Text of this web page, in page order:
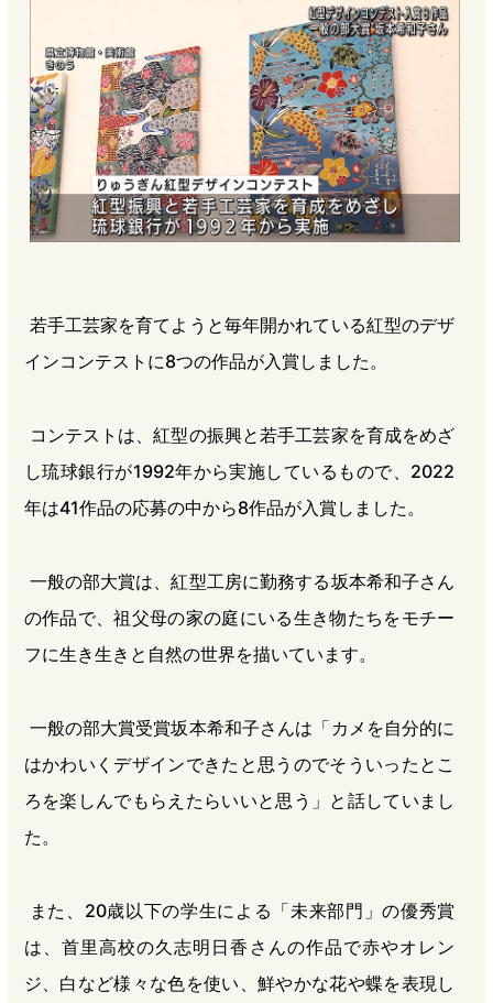
o
a
若手工芸家を育てようと毎年開かれている紅型のデザ
インコンテストに8つの作品が入賞しました。
コンテストは、紅型の振興と若手工芸家を育成をめざ
し琉球銀行が1992年から実施しているもので、2022
年は41作品の応募の中から8作品が入賞しました。
一般の部大賞は、紅型工房に勤務する坂本希和子さん
の作品で、祖父母の家の庭にいる生き物たちをモチー
フに生き生きと自然の世界を描いています。
一般の部大賞受賞坂本希和子さんは「カメを自分的に
はかわいくデザインできたと思うのでそういったとこ
ろを楽しんでもらえたらいいと思う」と話していまし
た。
また、20歳以下の学生による「未来部門」の優秀賞
は、首里高校の久志明日香さんの作品で赤やオレン
ジ、白など様々な色を使い、鮮やかな花や蝶を表現し